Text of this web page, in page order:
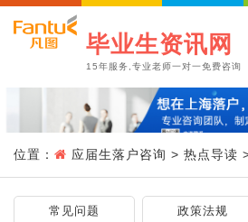
毕业生资讯网
15年服务,专业老师一对一免费咨询
位置： 应届生落户咨询 > 热点导读
常见问题 政策法规